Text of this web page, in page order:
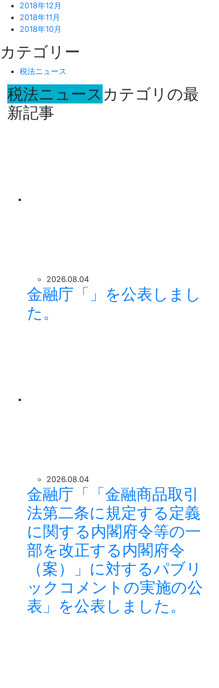
2018年12月
2018年11月
2018年10月
カテゴリー
税法ニュース
税法ニュース カテゴリの最
新記事
2026.08.04
金融庁「」を公表しまし
た。
2026.08.04
金融庁「「金融商品取引
法第二条に規定する定義
に関する内閣府令等の一
部を改正する内閣府令
（案）」に対するパブリ
ックコメントの実施の公
表」を公表しました。